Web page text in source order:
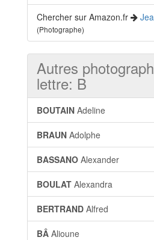
Chercher sur Amazon.fr
(Photographe)
Autres
lettre: B
BOUTAIN Adeline
BRAUN Adolphe
BASSANO Alexander
BOULAT Alexandra
BERTRAND Alfred
BÂ Alioune